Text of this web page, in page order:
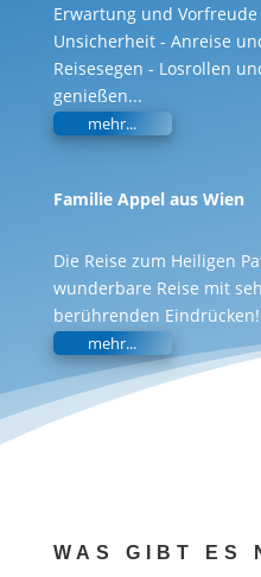
Erwartung und
Unsicherheit - Anreise
Reisesegen - Losrollen
genießen...
mehr...
Familie Appel aus Wien
Die Reise zum Heiligen
wunderbare Reise mit
berührenden Eindrücken!
mehr...
WAS GIBT ES